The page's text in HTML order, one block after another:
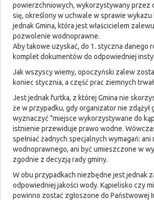
powierzchniowych, wykorzystywany przez
się, określony w uchwale w sprawie wykazu
jednak Gmina, która jest właścicielem
pozwolenie wodnoprawne.
Aby takowe uzyskać, do 1. styczna danego
komplet dokumentów do odpowiedniej
Jak wszyscy wiemy, opoczyński zalew
koniec stycznia, a część prac ziemnych
Jest jednak furtka, z której Gmina nie
że w przypadku, gdy organizator nie zdążył
wyznaczyć "miejsce wykorzystywane do
istnienie przewiduje prawo wodne.
spełniać żadnych specjalnych wymagań:
wodnoprawnego, ani być umieszczone w
zgodnie z decyzją rady gminy.
W obu przypadkach niezbędne jest jednak
odpowiedniej jakości wody. Kąpielisko czy
powinno zostać zgłoszone do Państwowej